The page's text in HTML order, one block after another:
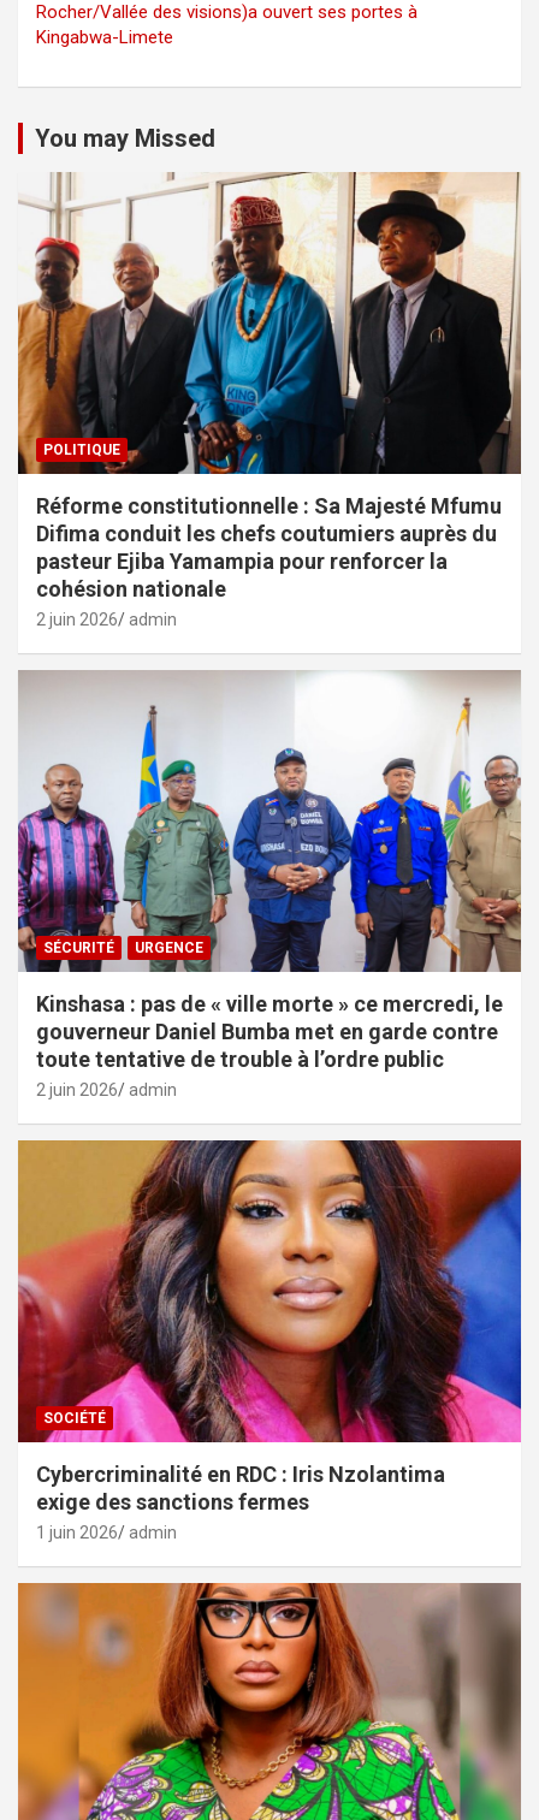
Rocher/Vallée des visions)a ouvert ses portes à
Kingabwa-Limete
You may Missed
POLITIQUE
Réforme constitutionnelle : Sa Majesté Mfumu
Difima conduit les chefs coutumiers auprès du
pasteur Ejiba Yamampia pour renforcer la
cohésion nationale
2 juin 2026 admin
SÉCURITÉ URGENCE
Kinshasa : pas de « ville morte » ce mercredi, le
gouverneur Daniel Bumba met en garde contre
toute tentative de trouble à l’ordre public
2 juin 2026 admin
SOCIÉTÉ
Cybercriminalité en RDC : Iris Nzolantima
exige des sanctions fermes
1 juin 2026 admin